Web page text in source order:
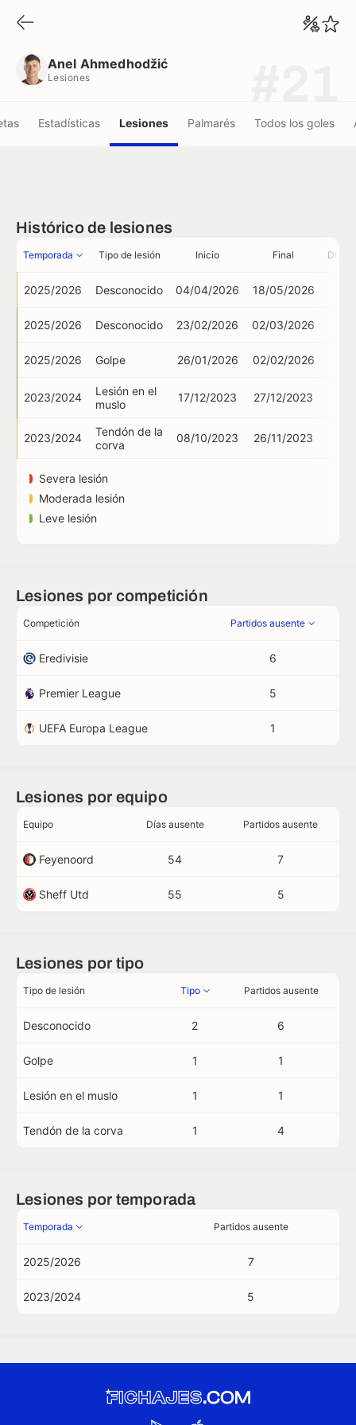
Anel Ahmedhodžić
Lesiones
Estadísticas Lesiones Palmarés Todos los goles
Histórico de lesiones
Temporada Tipo de lesión Inicio Final Días
2025/2026 Desconocido 04/04/2026 18/05/2026
2025/2026 Desconocido 23/02/2026 02/03/2026
2025/2026 Golpe 26/01/2026 02/02/2026
2023/2024
Lesión en el
muslo
17/12/2023 27/12/2023
2023/2024
Tendón de la
corva
08/10/2023 26/11/2023
Severa lesión
Moderada lesión
Leve lesión
Lesiones por competición
Competición Partidos ausente
Eredivisie 6
Premier League 5
UEFA Europa League 1
Lesiones por equipo
Equipo Días ausente Partidos ausente
Feyenoord 54 7
Sheff Utd 55 5
Lesiones por tipo
Tipo de lesión Tipo Partidos ausente
Desconocido 2 6
Golpe 1 1
Lesión en el muslo 1 1
Tendón de la corva 1 4
Lesiones por temporada
Temporada Partidos ausente
2025/2026 7
2023/2024 5